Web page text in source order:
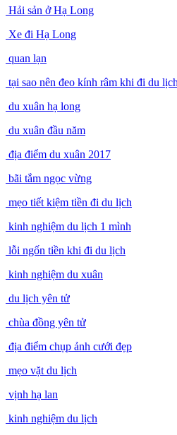
Hải sản ở Hạ Long
Xe đi Hạ Long
quan lạn
tại sao nên đeo kính râm khi đi du lịch
du xuân hạ long
du xuân đầu năm
địa điểm du xuân 2017
bãi tắm ngọc vừng
mẹo tiết kiệm tiền đi du lịch
kinh nghiệm du lịch 1 mình
lỗi ngốn tiền khi đi du lịch
kinh nghiệm du xuân
du lịch yên tử
chùa đồng yên tử
địa điểm chụp ảnh cưới đẹp
mẹo vặt du lịch
vịnh hạ lan
kinh nghiệm du lịch